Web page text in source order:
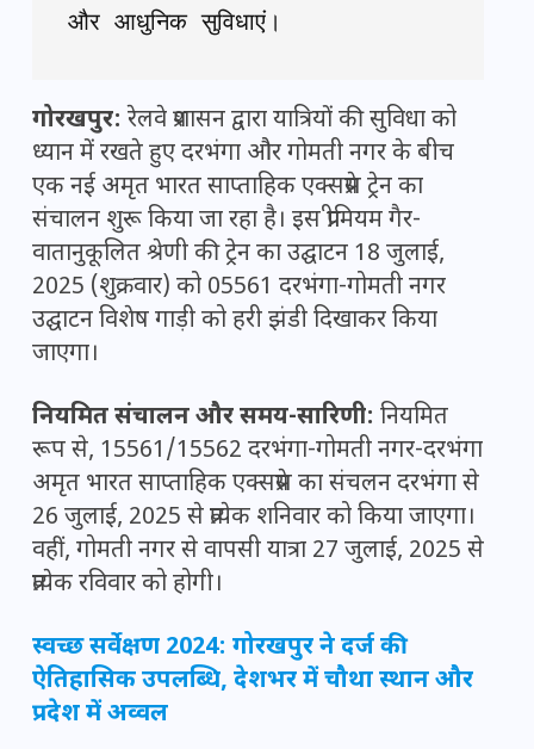
और आधुनिक सुविधाएं।
गोरखपुर: रेलवे प्रशासन द्वारा यात्रियों की सुविधा को
ध्यान में रखते हुए दरभंगा और गोमती नगर के बीच
एक नई अमृत भारत साप्ताहिक एक्सप्रेस ट्रेन का
संचालन शुरू किया जा रहा है। इस प्रीमियम गैर-
वातानुकूलित श्रेणी की ट्रेन का उद्घाटन 18 जुलाई,
2025 (शुक्रवार) को 05561 दरभंगा-गोमती नगर
उद्घाटन विशेष गाड़ी को हरी झंडी दिखाकर किया
जाएगा।
नियमित संचालन और समय-सारिणी: नियमित
रूप से, 15561/15562 दरभंगा-गोमती नगर-दरभंगा
अमृत भारत साप्ताहिक एक्सप्रेस का संचलन दरभंगा से
26 जुलाई, 2025 से प्रत्येक शनिवार को किया जाएगा।
वहीं, गोमती नगर से वापसी यात्रा 27 जुलाई, 2025 से
प्रत्येक रविवार को होगी।
स्वच्छ सर्वेक्षण 2024: गोरखपुर ने दर्ज की
ऐतिहासिक उपलब्धि, देशभर में चौथा स्थान और
प्रदेश में अव्वल